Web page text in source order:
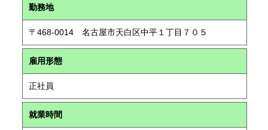
勤務地
〒468-0014 名古屋市天白区中平１丁目７０５
雇用形態
正社員
就業時間